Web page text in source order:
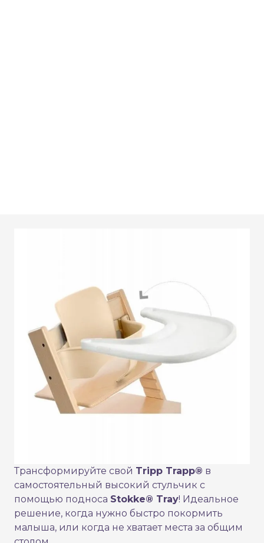
Трансформируйте свой Tripp Trapp® в
самостоятельный высокий стульчик с
помощью подноса Stokke® Tray! Идеальное
решение, когда нужно быстро покормить
малыша, или когда не хватает места за общим